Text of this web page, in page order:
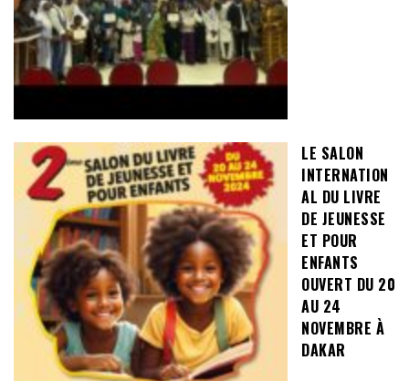
LE SALON
INTERNATION
AL DU LIVRE
DE JEUNESSE
ET POUR
ENFANTS
OUVERT DU 20
AU 24
NOVEMBRE À
DAKAR